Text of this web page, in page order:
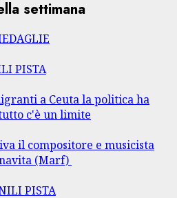
settimana
PISTA
a Ceuta la politica ha
c'è un limite
il compositore e musicista
(Marf)
PISTA